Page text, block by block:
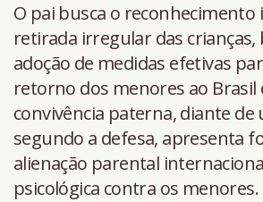
O pai busca o
retirada irregular das crianças,
adoção de medidas efetivas
retorno dos menores ao Brasil
convivência paterna, diante
segundo a defesa, apresenta
alienação parental
psicológica contra os menores.